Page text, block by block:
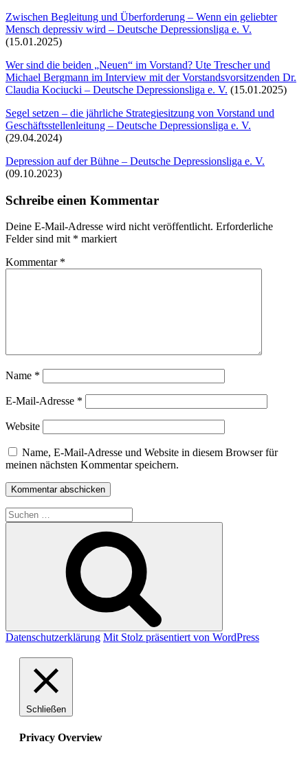
Zwischen Begleitung und Überforderung – Wenn ein geliebter
Mensch depressiv wird – Deutsche Depressionsliga e. V.
(15.01.2025)
Wer sind die beiden „Neuen“ im Vorstand? Ute Trescher und
Michael Bergmann im Interview mit der Vorstandsvorsitzenden Dr.
Claudia Kociucki – Deutsche Depressionsliga e. V. (15.01.2025)
Segel setzen – die jährliche Strategiesitzung von Vorstand und
Geschäftsstellenleitung – Deutsche Depressionsliga e. V.
(29.04.2024)
Depression auf der Bühne – Deutsche Depressionsliga e. V.
(09.10.2023)
Schreibe einen Kommentar
Deine E-Mail-Adresse wird nicht veröffentlicht. Erforderliche
Felder sind mit * markiert
Kommentar *
Name *
E-Mail-Adresse *
Website
Name, E-Mail-Adresse und Website in diesem Browser für
meinen nächsten Kommentar speichern.
Suche
nach:
Datenschutzerklärung Mit Stolz präsentiert von WordPress
Schließen
Privacy Overview